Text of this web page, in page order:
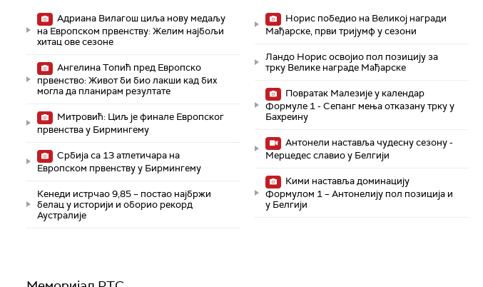
Адриана Вилагош циља нову медаљу
на Европском првенству: Желим најбољи
хитац ове сезоне
Ангелина Топић пред Европско
првенство: Живот би био лакши кад бих
могла да планирам резултате
Митровић: Циљ је финале Европског
првенства у Бирмингему
Србија са 13 атлетичара на
Европском првенству у Бирмингему
Кенеди истрчао 9,85 – постао најбржи
белац у историји и оборио рекорд
Аустралије
Норис победио на Великој награди
Мађарске, први тријумф у сезони
Ландо Норис освојио пол позицију за
трку Велике награде Мађарске
Повратак Малезије у календар
Формуле 1 - Сепанг мења отказану трку у
Бахреину
Aнтонели наставља чудесну сезону -
Мерцедес славио у Белгији
Кими наставља доминацију
Формулом 1 – Антонелију пол позиција и
у Белгији